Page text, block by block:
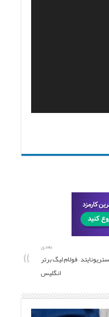
بعدی
– فولام لیگ برتر
انگلیس